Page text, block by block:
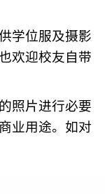
学位服及摄影
欢迎校友自带
照片进行必要
业用途。如对